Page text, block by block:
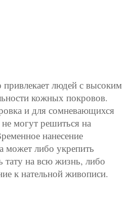
привлекает людей с высоким
кожных покровов.
и для сомневающихся
могут решиться на
нанесение
может либо укрепить
тату на всю жизнь, либо
к нательной живописи.